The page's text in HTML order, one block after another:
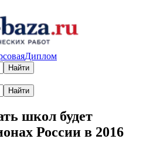
Диплом
Найти
Найти
школ будет
России в 2016